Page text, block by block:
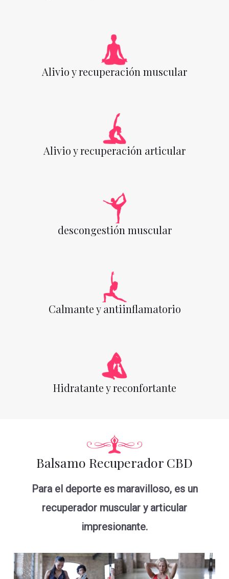
Alivio y recuperación muscular
Alivio y recuperación articular
descongestión muscular
Calmante y antiinflamatorio
Hidratante y reconfortante
Balsamo Recuperador CBD
Para el deporte es maravilloso, es un
recuperador muscular y articular
impresionante.